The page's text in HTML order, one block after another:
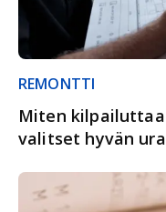
REMONTTI
Miten
valitset hyvän